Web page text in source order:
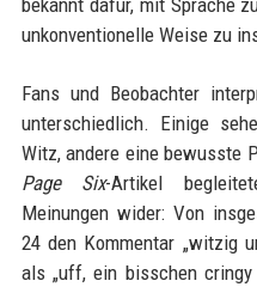
bekannt dafür, mit Sprache
unkonventionelle Weise zu
Fans und Beobachter
unterschiedlich. Einige
Witz, andere eine bewusste
Page Six-Artikel
Meinungen wider: Von
24 den Kommentar „witzig
als „uff, ein bisschen